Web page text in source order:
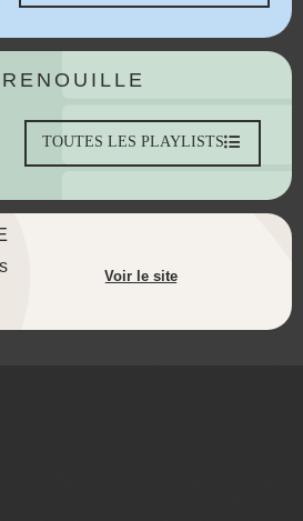
TOUTES LES PLAYLISTS
Voir le site